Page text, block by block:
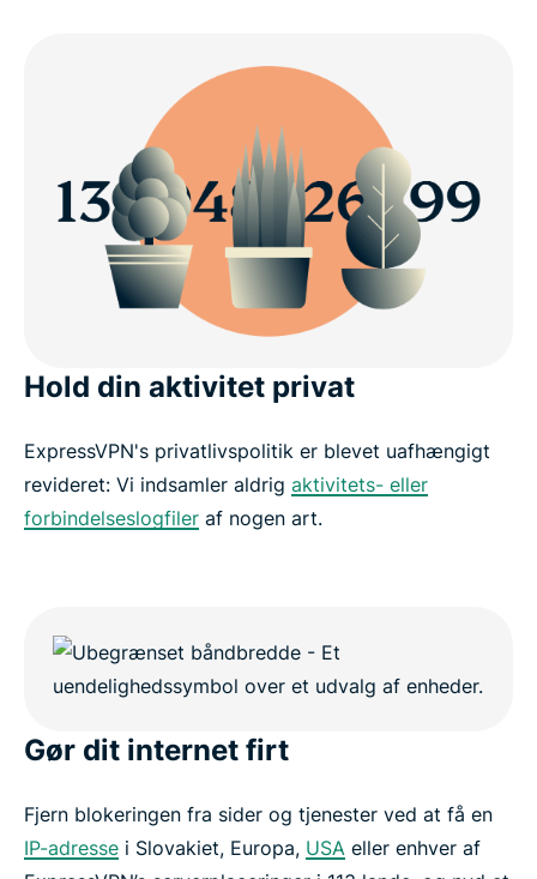
Hold din aktivitet privat
ExpressVPN's privatlivspolitik er blevet uafhængigt
revideret: Vi indsamler aldrig aktivitets- eller
forbindelseslogfiler af nogen art.
Gør dit internet firt
Fjern blokeringen fra sider og tjenester ved at få en
IP-adresse i Slovakiet, Europa, USA eller enhver af